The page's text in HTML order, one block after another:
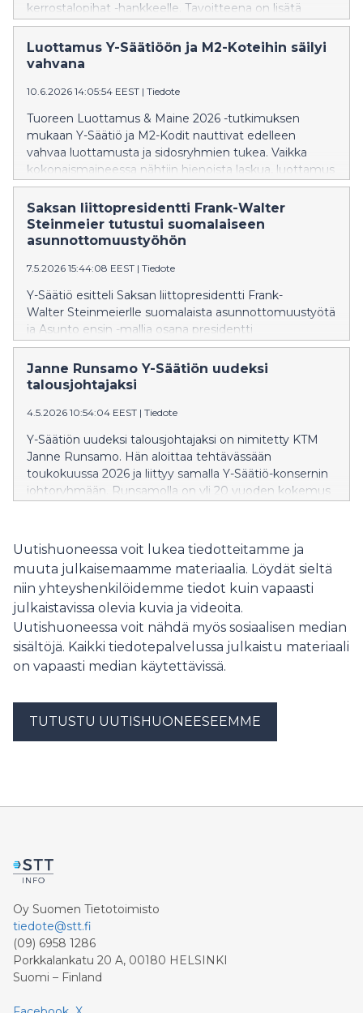
kerrostalopihat -hankkeelle. Tavoitteena on lisätä
kaupunkipuita M2-Kotien pihoille, vahvistaa asukkaiden
osallistumista oman asuinympäristönsä kehittämiseen
sekä parantaa piha-alueiden viihtyisyyttä ja luonnon
Luottamus Y-Säätiöön ja M2-Koteihin säilyi
vahvana
10.6.2026 14:05:54 EEST | Tiedote
Tuoreen Luottamus & Maine 2026 -tutkimuksen
mukaan Y-Säätiö ja M2-Kodit nauttivat edelleen
vahvaa luottamusta ja sidosryhmien tukea. Vaikka
kokonaismaineessa nähtiin hienoista laskua, luottamus
organisaatioiden toimintaan säilyi vakaalla tasolla.
Saksan liittopresidentti Frank-Walter
Steinmeier tutustui suomalaiseen
asunnottomuustyöhön
7.5.2026 15:44:08 EEST | Tiedote
Y-Säätiö esitteli Saksan liittopresidentti Frank-
Walter Steinmeierlle suomalaista asunnottomuustyötä
ja Asunto ensin -mallia osana presidentti
Alexander Stubbn isännöimää Suomen-vierailua.
Vierailun aikana tutustuttiin Pelastusarmeijan
asumisyksikköön Alppikadulla Helsingissä ja
osana yhteiskunnan kokonaisturvallisuutta.
Janne Runsamo Y-Säätiön uudeksi
talousjohtajaksi
4.5.2026 10:54:04 EEST | Tiedote
Y-Säätiön uudeksi talousjohtajaksi on nimitetty KTM
Janne Runsamo. Hän aloittaa tehtävässään
toukokuussa 2026 ja liittyy samalla Y-Säätiö-konsernin
johtoryhmään. Runsamolla on yli 20 vuoden kokemus
Uutishuoneessa voit lukea tiedotteitamme ja
muuta julkaisemaamme materiaalia. Löydät sieltä
niin yhteyshenkilöidemme tiedot kuin vapaasti
julkaistavissa olevia kuvia ja videoita.
Uutishuoneessa voit nähdä myös sosiaalisen median
sisältöjä. Kaikki tiedotepalvelussa julkaistu materiaali
on vapaasti median käytettävissä.
TUTUSTU UUTISHUONEESEEMME
Oy Suomen Tietotoimisto
tiedote@stt.fi
(09) 6958 1286
Porkkalankatu 20 A, 00180 HELSINKI
Suomi – Finland